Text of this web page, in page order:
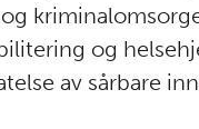
og
av sårbare